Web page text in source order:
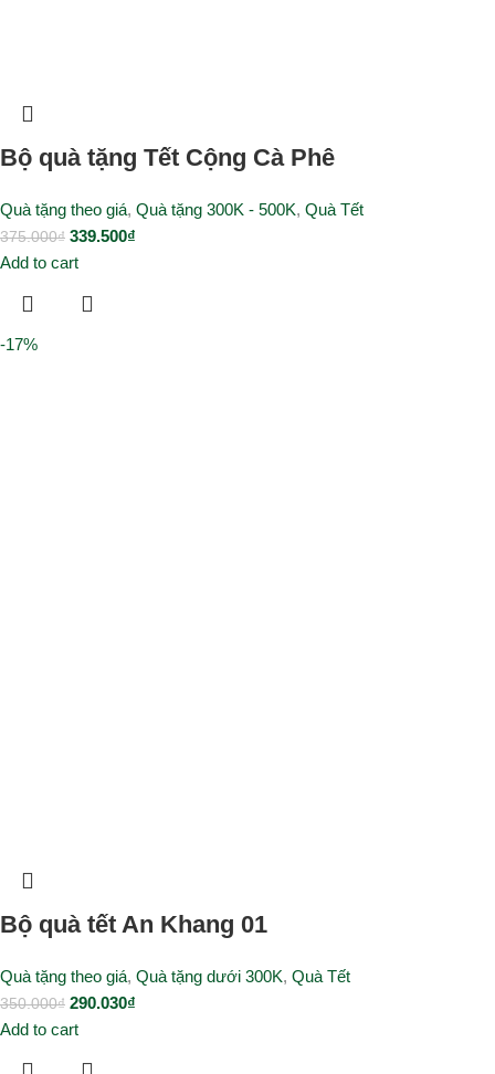
Bộ quà tặng Tết Cộng Cà Phê
Quà tặng theo giá, Quà tặng 300K - 500K, Quà Tết
375.000₫ 339.500₫
Add to cart
-17%
Bộ quà tết An Khang 01
Quà tặng theo giá, Quà tặng dưới 300K, Quà Tết
350.000₫ 290.030₫
Add to cart